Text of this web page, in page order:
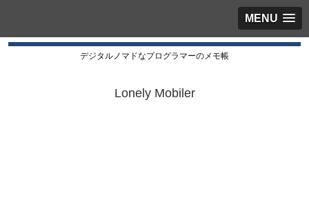
MENU
デジタルノマドなプログラマーのメモ帳
Lonely Mobiler